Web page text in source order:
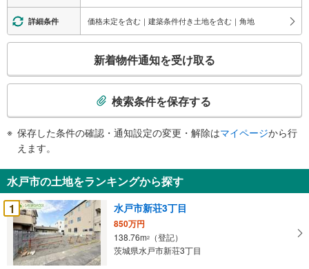
詳細条件 価格未定を含む｜建築条件付き土地を含む｜角地
検
知
を
受
け
取
る
・
新着物件通知を受け取る
検索条件を保存する
保存した条件の確認・通知設定の変更・解除はマイページから行
えます。
水戸市の土地をランキングから探す
1
水戸市新荘3丁目
850万円
138.76m2
（登記）
茨城県水戸市新荘3丁目